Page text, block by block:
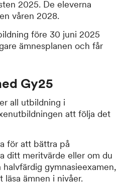
2025. De eleverna
våren 2028.
före 30 juni 2025
ämnesplanen och får
Gy25
all utbildning i
att följa det
för att bättra på
ditt meritvärde eller om du
gymnasieexamen,
läsa ämnen i nivåer.